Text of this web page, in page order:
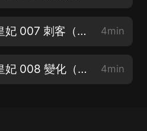
天下為聘：紈絝六皇妃 007 刺客（撒嬌賣萌求訂閱o(╥﹏╥)o） 4min
天下為聘：紈絝六皇妃 008 變化（訂閱專輯，劇情搶先知道~） 4min